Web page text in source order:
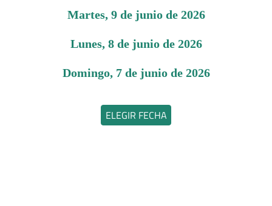
martes, 9 de junio de 2026
lunes, 8 de junio de 2026
domingo, 7 de junio de 2026
ELEGIR FECHA